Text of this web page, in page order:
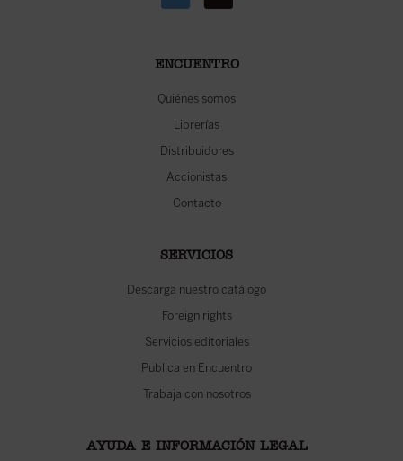
ENCUENTRO
Quiénes somos
Librerías
Distribuidores
Accionistas
Contacto
SERVICIOS
Descarga nuestro catálogo
Foreign rights
Servicios editoriales
Publica en Encuentro
Trabaja con nosotros
AYUDA E INFORMACIÓN LEGAL